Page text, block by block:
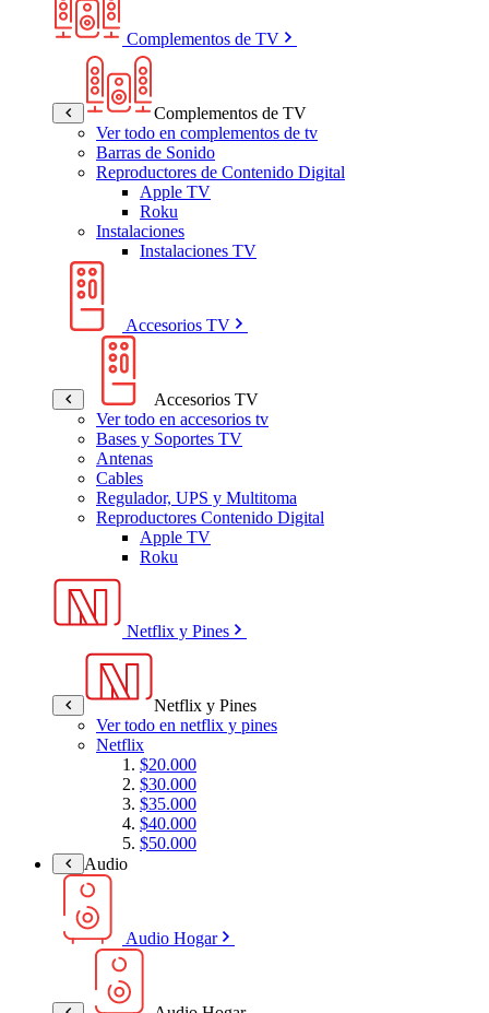
Complementos de TV
Complementos de TV
Ver todo en complementos de tv
Barras de Sonido
Reproductores de Contenido Digital
Apple TV
Roku
Instalaciones
Instalaciones TV
Accesorios TV
Accesorios TV
Ver todo en accesorios tv
Bases y Soportes TV
Antenas
Cables
Regulador, UPS y Multitoma
Reproductores Contenido Digital
Apple TV
Roku
Netflix y Pines
Netflix y Pines
Ver todo en netflix y pines
Netflix
$20.000
$30.000
$35.000
$40.000
$50.000
Audio
Audio Hogar